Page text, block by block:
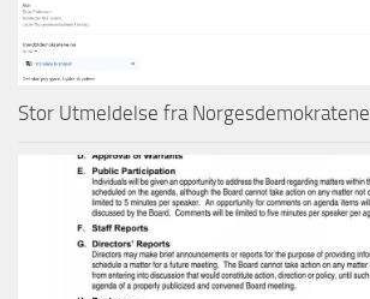
Stor Utmeldelse fra Norgesdemokratene